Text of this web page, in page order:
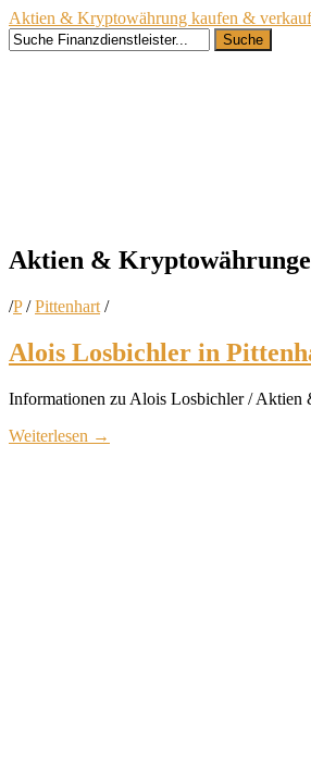
Aktien & Kryptowährung kaufen &
Suche
Aktien &
/P / Pittenhart /
Alois Losbichler in
Informationen zu Alois Losbichler / Aktien
Weiterlesen →